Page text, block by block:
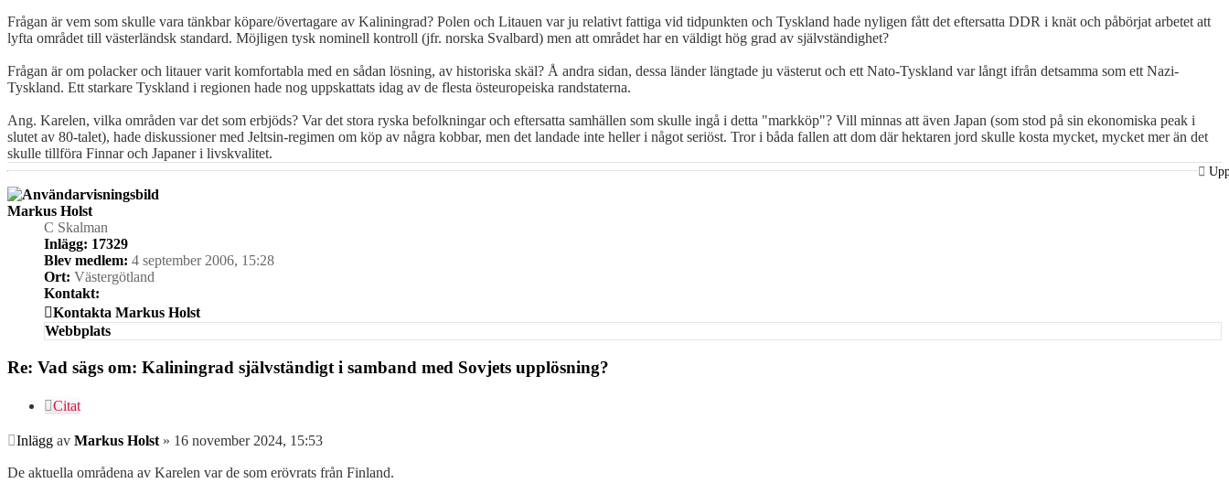
Frågan är vem som skulle vara tänkbar köpare/övertagare av Kaliningrad? Polen och Litauen var ju relativt fattiga vid tidpunkten och Tyskland hade nyligen fått det eftersatta DDR i knät och påbörjat arbetet att
lyfta området till västerländsk standard. Möjligen tysk nominell kontroll (jfr. norska Svalbard) men att området har en väldigt hög grad av självständighet?
Frågan är om polacker och litauer varit komfortabla med en sådan lösning, av historiska skäl? Å andra sidan, dessa länder längtade ju västerut och ett Nato-Tyskland var långt ifrån detsamma som ett Nazi-
Tyskland. Ett starkare Tyskland i regionen hade nog uppskattats idag av de flesta östeuropeiska randstaterna.
Ang. Karelen, vilka områden var det som erbjöds? Var det stora ryska befolkningar och eftersatta samhällen som skulle ingå i detta "markköp"? Vill minnas att även Japan (som stod på sin ekonomiska peak i
slutet av 80-talet), hade diskussioner med Jeltsin-regimen om köp av några kobbar, men det landade inte heller i något seriöst. Tror i båda fallen att dom där hektaren jord skulle kosta mycket, mycket mer än det
skulle tillföra Finnar och Japaner i livskvalitet.
Markus Holst
C Skalman
Inlägg: 17329
Blev medlem: 4 september 2006, 15:28
Ort: Västergötland
Kontakt:
Kontakta Markus Holst
Webbplats
Re: Vad sägs om: Kaliningrad självständigt i samband med Sovjets upplösning?
Citat
Inlägg av Markus Holst » 16 november 2024, 15:53
De aktuella områdena av Karelen var de som erövrats från Finland.